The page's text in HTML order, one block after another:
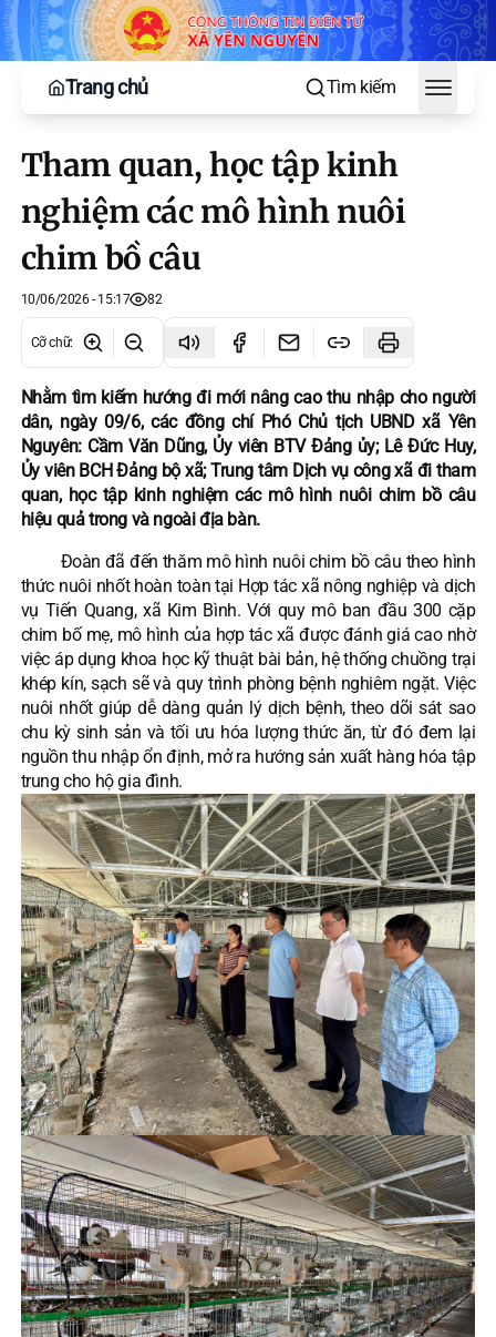
Trang chủ Tìm kiếm
Toggle
Tham quan, học tập kinh
nghiệm các mô hình nuôi
chim bồ câu
10/06/2026 - 15:17 82
Cỡ chữ:
Nhằm tìm kiếm hướng đi mới nâng cao thu nhập cho người
dân, ngày 09/6, các đồng chí Phó Chủ tịch UBND xã Yên
Nguyên: Cầm Văn Dũng, Ủy viên BTV Đảng ủy; Lê Đức Huy,
Ủy viên BCH Đảng bộ xã; Trung tâm Dịch vụ công xã đi tham
quan, học tập kinh nghiệm các mô hình nuôi chim bồ câu
hiệu quả trong và ngoài địa bàn.
Đoàn đã đến thăm mô hình nuôi chim bồ câu theo hình
thức nuôi nhốt hoàn toàn tại Hợp tác xã nông nghiệp và dịch
vụ Tiến Quang, xã Kim Bình. Với quy mô ban đầu 300 cặp
chim bố mẹ, mô hình của hợp tác xã được đánh giá cao nhờ
việc áp dụng khoa học kỹ thuật bài bản, hệ thống chuồng trại
khép kín, sạch sẽ và quy trình phòng bệnh nghiêm ngặt. Việc
nuôi nhốt giúp dễ dàng quản lý dịch bệnh, theo dõi sát sao
chu kỳ sinh sản và tối ưu hóa lượng thức ăn, từ đó đem lại
nguồn thu nhập ổn định, mở ra hướng sản xuất hàng hóa tập
trung cho hộ gia đình.